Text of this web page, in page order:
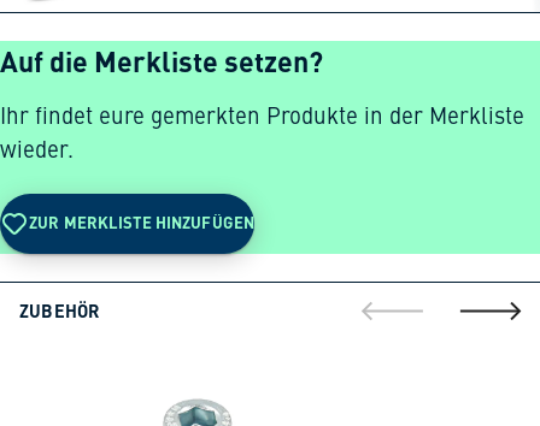
Auf die Merkliste setzen?
Ihr findet eure gemerkten Produkte in der Merkliste
wieder.
ZUR MERKLISTE HINZUFÜGEN
ZUBEHÖR
gehe zur gehe